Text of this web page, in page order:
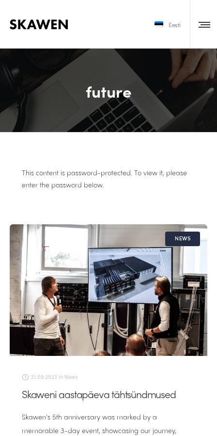
Eesti
future
This content is password-protected. To view it, please
enter the password below.
NEWS
21.09.2023 in News
Skaweni aastapäeva tähtsündmused
Skawen's 5th anniversary was marked by a
memorable 3-day event, showcasing our journey,